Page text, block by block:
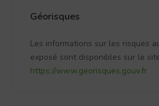
Géorisques
Les informations sur les risques
exposé sont disponibles sur le
https://www.georisques.gouv.fr